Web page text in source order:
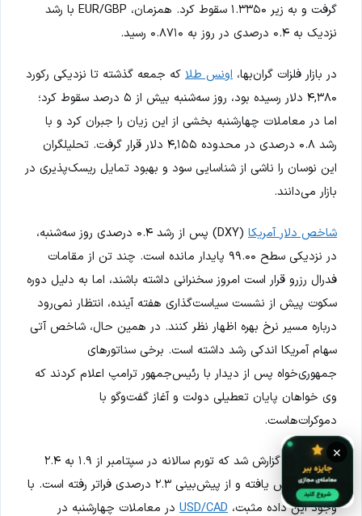
گرفت و به زیر ۱.۳۳۵۰ سقوط کرد. همزمان، EUR/GBP با رشد
نزدیک به ۰.۴ درصدی در روز به ۰.۸۷۱۰ رسید.
در بازار فلزات گران‌بها، اونس طلا که جمعه گذشته تا نزدیکی رکورد
۴,۳۸۰ دلار رسیده بود، روز سه‌شنبه بیش از ۵ درصد سقوط کرد؛
اما در معاملات چهارشنبه بخشی از این زیان را جبران کرد و با
رشد ۰.۸ درصدی در محدوده ۴,۱۵۵ دلار قرار گرفت. تحلیلگران
این نوسان را ناشی از شناسایی سود و بهبود تمایل ریسک‌پذیری در
بازار می‌دانند.
شاخص دلار آمریکا
(DXY) پس از رشد ۰.۴ درصدی روز سه‌شنبه،
در نزدیکی سطح ۹۹.۰۰ پایدار مانده است. چند تن از مقامات
فدرال رزرو قرار است امروز سخنرانی داشته باشند، اما به دلیل دوره
سکوت پیش از نشست سیاست‌گذاری هفته آینده، انتظار نمی‌رود
درباره مسیر نرخ بهره اظهار نظر کنند. در همین حال، شاخص آتی
سهام آمریکا اندکی رشد داشته است. برخی سناتورهای
جمهوری‌خواه پس از دیدار با رئیس‌جمهور ترامپ اعلام کردند که
وی خواهان پایان تعطیلی دولت و آغاز گفت‌وگو با
دموکرات‌هاست.
از کانادا نیز گزارش شد که تورم سالانه در سپتامبر از ۱.۹ به ۲.۴
درصد افزایش یافته و از پیش‌بینی ۲.۳ درصدی فراتر رفته است. با
وجود این داده مثبت، USD/CAD در معاملات چهارشنبه در
×